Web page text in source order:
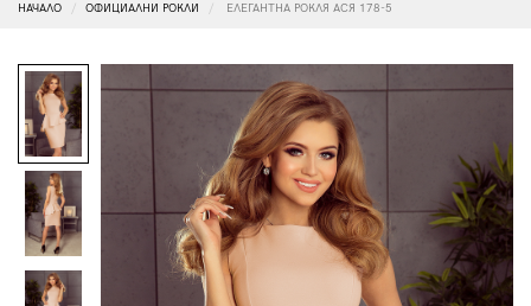
НАЧАЛО ОФИЦИАЛНИ РОКЛИ ЕЛЕГАНТНА РОКЛЯ АСЯ 178-5